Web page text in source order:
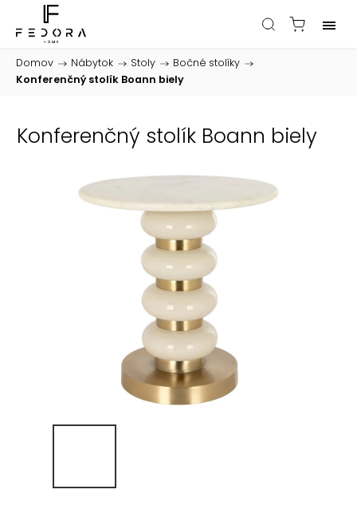
Domov / Nábytok / Stoly / Bočné stolíky /
Konferenčný stolík Boann biely
Konferenčný stolík Boann biely